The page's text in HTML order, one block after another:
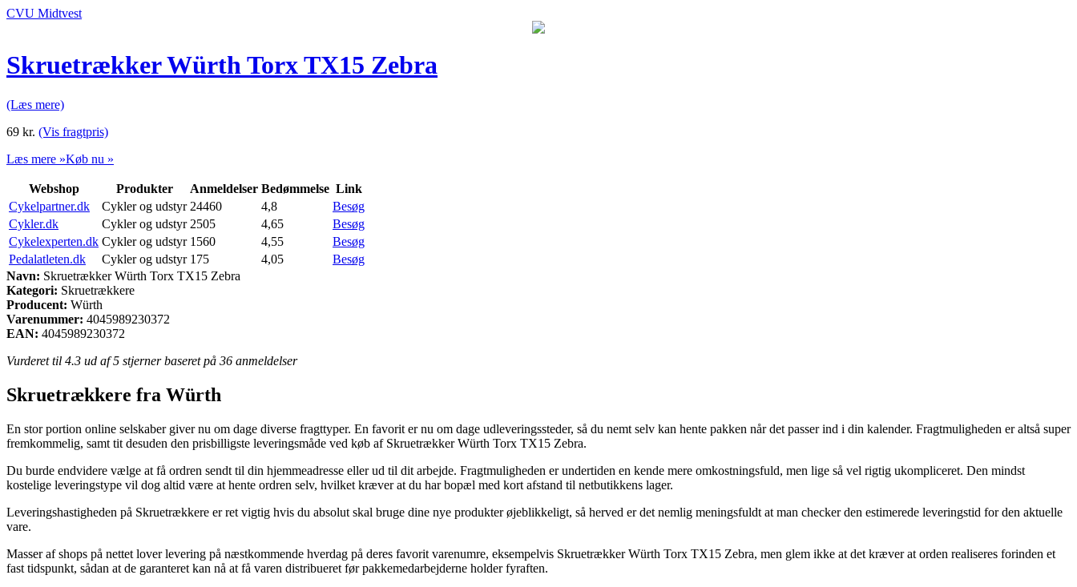
CVU Midtvest
Skruetrækker Würth Torx TX15 Zebra
(Læs mere)
69 kr. (Vis fragtpris)
Læs mere »Køb nu »
Webshop Produkter Anmeldelser Bedømmelse Link
Cykelpartner.dk
Cykler og udstyr 24460 4,8
Besøg
Cykler.dk
Cykler og udstyr 2505 4,65
Besøg
Cykelexperten.dk Cykler og udstyr 1560 4,55
Besøg
Pedalatleten.dk
Cykler og udstyr 175 4,05
Besøg
Navn: Skruetrækker Würth Torx TX15 Zebra
Kategori: Skruetrækkere
Producent: Würth
Varenummer: 4045989230372
EAN: 4045989230372
Vurderet til 4.3 ud af 5 stjerner baseret på 36 anmeldelser
Skruetrækkere fra Würth
En stor portion online selskaber giver nu om dage diverse fragttyper. En favorit er nu om dage udleveringssteder, så du nemt selv kan hente pakken når det passer ind i din kalender. Fragtmuligheden er altså super
fremkommelig, samt tit desuden den prisbilligste leveringsmåde ved køb af Skruetrækker Würth Torx TX15 Zebra.
Du burde endvidere vælge at få ordren sendt til din hjemmeadresse eller ud til dit arbejde. Fragtmuligheden er undertiden en kende mere omkostningsfuld, men lige så vel rigtig ukompliceret. Den mindst
kostelige leveringstype vil dog altid være at hente ordren selv, hvilket kræver at du har bopæl med kort afstand til netbutikkens lager.
Leveringshastigheden på Skruetrækkere er ret vigtig hvis du absolut skal bruge dine nye produkter øjeblikkeligt, så herved er det nemlig meningsfuldt at man checker den estimerede leveringstid for den aktuelle
vare.
Masser af shops på nettet lover levering på næstkommende hverdag på deres favorit varenumre, eksempelvis Skruetrækker Würth Torx TX15 Zebra, men glem ikke at det kræver at orden realiseres forinden et
fast tidspunkt, sådan at de garanteret kan nå at få varen distribueret før pakkemedarbejderne holder fyraften.